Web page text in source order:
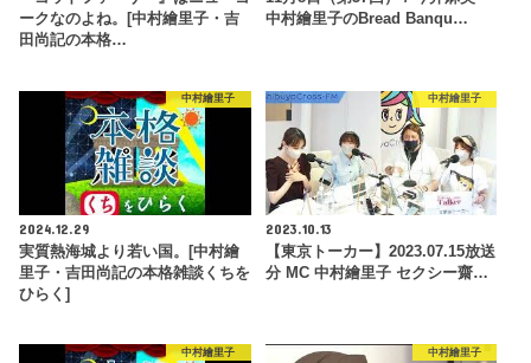
ークなのよね。[中村繪里子・吉
田尚記の本格…
中村繪里子のBread Banqu…
中村繪里子
2024.12.29
実質熱海城より若い国。[中村繪
里子・吉田尚記の本格雑談くちを
ひらく]
中村繪里子
2023.10.13
【東京トーカー】2023.07.15放送
分 MC 中村繪里子 セクシー齋…
中村繪里子 中村繪里子